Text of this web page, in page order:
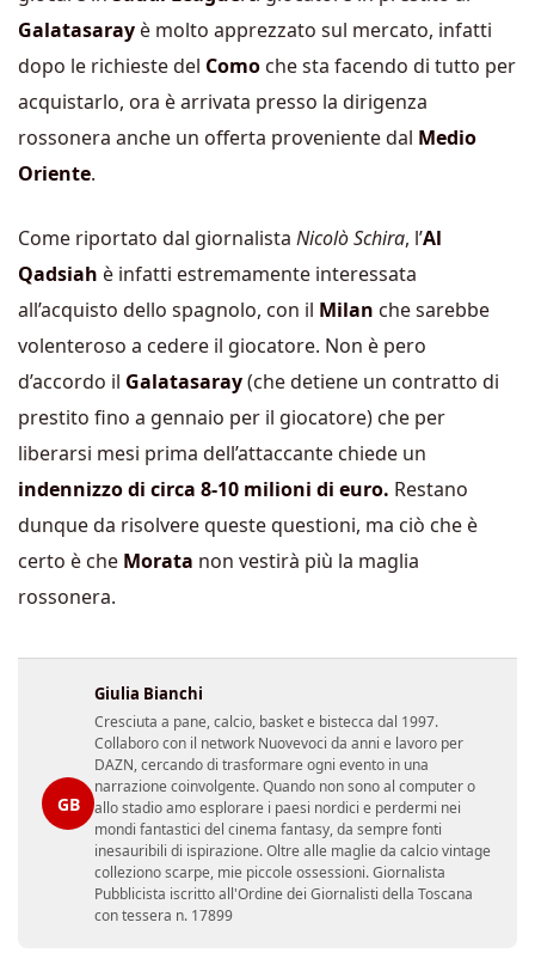
Galatasaray è molto apprezzato sul mercato, infatti
dopo le richieste del Como che sta facendo di tutto per
acquistarlo, ora è arrivata presso la dirigenza
rossonera anche un offerta proveniente dal Medio
Oriente.
Come riportato dal giornalista Nicolò Schira, l’Al
Qadsiah è infatti estremamente interessata
all’acquisto dello spagnolo, con il Milan che sarebbe
volenteroso a cedere il giocatore. Non è pero
d’accordo il Galatasaray(che detiene un contratto di
prestito fino a gennaio per il giocatore) che per
liberarsi mesi prima dell’attaccante chiede un
indennizzo di circa 8-10 milioni di euro. Restano
dunque da risolvere queste questioni, ma ciò che è
certo è che Morata non vestirà più la maglia
rossonera.
GB
Giulia Bianchi
Cresciuta a pane, calcio, basket e bistecca dal 1997.
Collaboro con il network Nuovevoci da anni e lavoro per
DAZN, cercando di trasformare ogni evento in una
narrazione coinvolgente. Quando non sono al computer o
allo stadio amo esplorare i paesi nordici e perdermi nei
mondi fantastici del cinema fantasy, da sempre fonti
inesauribili di ispirazione. Oltre alle maglie da calcio vintage
colleziono scarpe, mie piccole ossessioni. Giornalista
Pubblicista iscritto all'Ordine dei Giornalisti della Toscana
con tessera n. 17899